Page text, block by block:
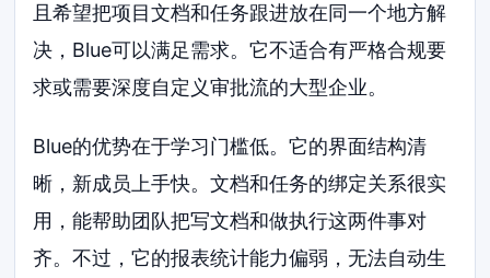
且希望把项目文档和任务跟进放在同一个地方解
决，Blue可以满足需求。它不适合有严格合规要
求或需要深度自定义审批流的大型企业。
Blue的优势在于学习门槛低。它的界面结构清
晰，新成员上手快。文档和任务的绑定关系很实
用，能帮助团队把写文档和做执行这两件事对
齐。不过，它的报表统计能力偏弱，无法自动生